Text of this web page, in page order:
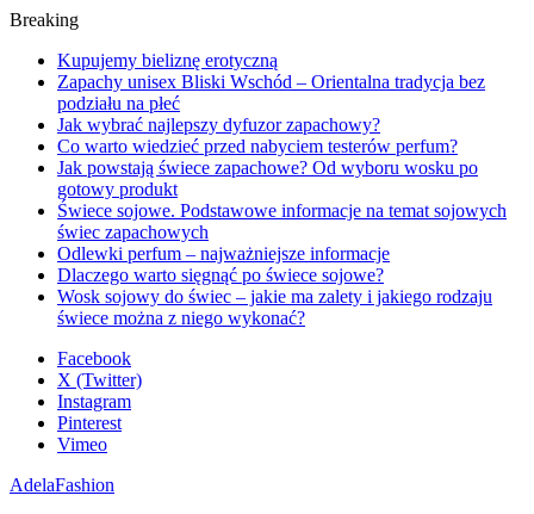
Breaking
Kupujemy bieliznę erotyczną
Zapachy unisex Bliski Wschód – Orientalna tradycja bez
podziału na płeć
Jak wybrać najlepszy dyfuzor zapachowy?
Co warto wiedzieć przed nabyciem testerów perfum?
Jak powstają świece zapachowe? Od wyboru wosku po
gotowy produkt
Świece sojowe. Podstawowe informacje na temat sojowych
świec zapachowych
Odlewki perfum – najważniejsze informacje
Dlaczego warto sięgnąć po świece sojowe?
Wosk sojowy do świec – jakie ma zalety i jakiego rodzaju
świece można z niego wykonać?
Facebook
X (Twitter)
Instagram
Pinterest
Vimeo
AdelaFashion